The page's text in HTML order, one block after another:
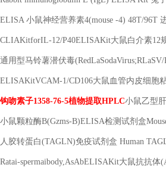
ELISA 小鼠神经营养素4(mouse -4) 48T/96T
CLIAKitforIL-12/P40ELISAKit大鼠白介素12
通用型马铃薯潜伏毒
ELISAKitVCAM-1/CD106大鼠血管内皮细胞
钩吻素子1358-76-5植物提取HPLC小鼠乙型
小鼠颗粒酶B(Gzms-B)ELISA检测试剂盒
人胶转蛋白(TAGLN)免疫试剂盒 Human
Ratai-spermaibody,AsAbELISAKit大鼠抗抗体